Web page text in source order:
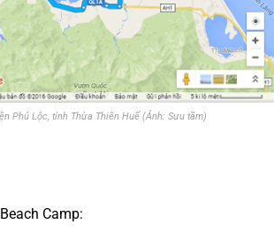
Phú Lộc, tỉnh Thừa Thiên Huế (Ảnh: Sưu tầm)
Camp: